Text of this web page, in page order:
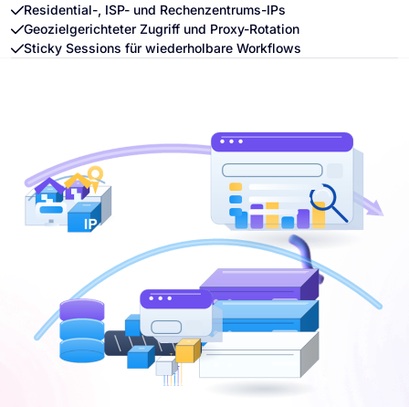
Residential-, ISP- und Rechenzentrums-IPs
Geozielgerichteter Zugriff und Proxy-Rotation
Sticky Sessions für wiederholbare Workflows